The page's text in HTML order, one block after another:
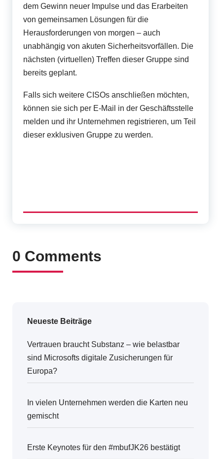
dem Gewinn neuer Impulse und das Erarbeiten
von gemeinsamen Lösungen für die
Herausforderungen von morgen – auch
unabhängig von akuten Sicherheitsvorfällen. Die
nächsten (virtuellen) Treffen dieser Gruppe sind
bereits geplant.
Falls sich weitere CISOs anschließen möchten,
können sie sich per E-Mail in der Geschäftsstelle
melden und ihr Unternehmen registrieren, um Teil
dieser exklusiven Gruppe zu werden.
0 Comments
Neueste Beiträge
Vertrauen braucht Substanz – wie belastbar
sind Microsofts digitale Zusicherungen für
Europa?
In vielen Unternehmen werden die Karten neu
gemischt
Erste Keynotes für den #mbufJK26 bestätigt